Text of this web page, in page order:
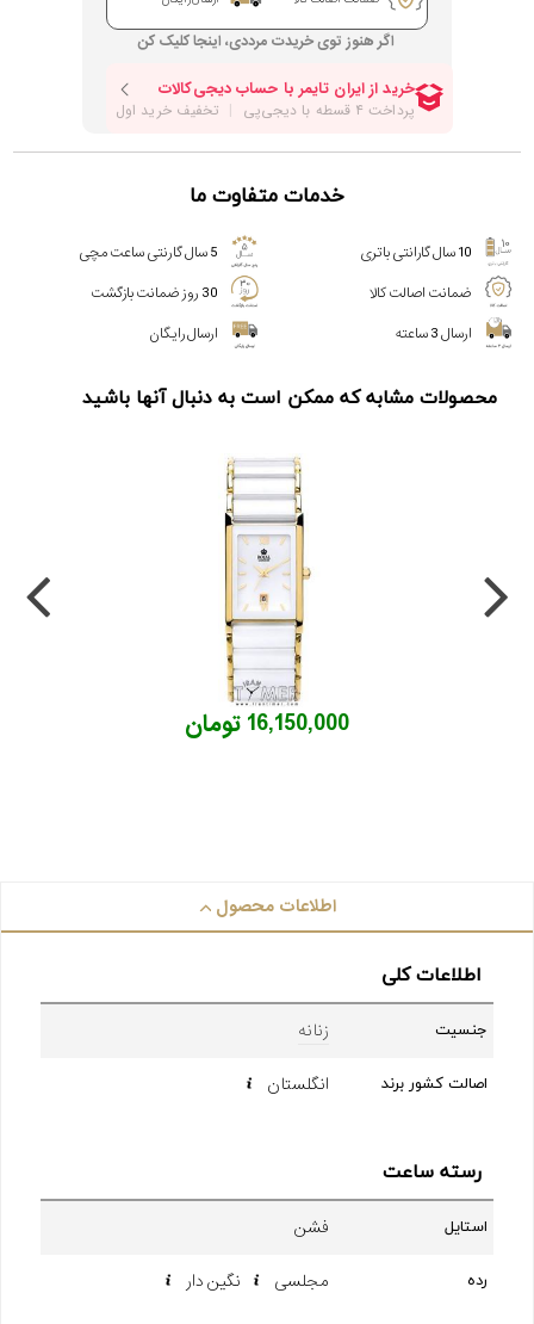
اگر هنوز توی خریدت مرددی، اینجا کلیک کن
خدمات متفاوت ما
10 سال گارانتی باتری
5 سال گارنتی ساعت مچی
ضمانت اصالت کالا
30 روز ضمانت بازگشت
ارسال 3 ساعته
ارسال رایگان
محصولات مشابه که ممکن است به دنبال آنها باشید
16,150,000 تومان
اطلاعات محصول
اطلاعات کلی
جنسیت زنانه
اصالت کشور برند انگلستان
رسته ساعت
استایل فشن
رده مجلسی نگین دار